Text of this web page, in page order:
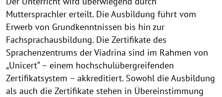
Muttersprachler erteilt. Die Ausbildung führt vom
Erwerb von Grundkenntnissen bis hin zur
Fachsprachausbildung. Die Zertifikate des
Sprachenzentrums der Viadrina sind im Rahmen von
„Unicert“ – einem hochschulübergreifenden
Zertifikatsystem – akkreditiert. Sowohl die Ausbildung
als auch die Zertifikate stehen in Übereinstimmung